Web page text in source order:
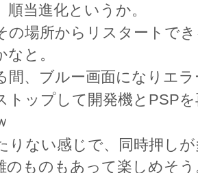
順当進化というか。
の場所からリスタートで
と。
間、ブルー画面になりエ
トップして開発機とPSP
りない感じで、同時押し
のものもあって楽しめそう